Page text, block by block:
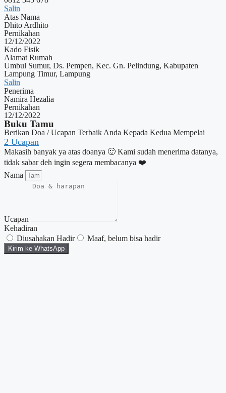
Salin
Atas Nama
Dhito Ardhito
Pernikahan
12/12/2022
Kado Fisik
Alamat Rumah
Umbul Sumur, Ds. Pempen, Kec. Gn. Pelindung, Kabupaten
Lampung Timur, Lampung
Salin
Penerima
Namira Hezalia
Pernikahan
12/12/2022
Buku Tamu
Berikan Doa / Ucapan Terbaik Anda Kepada Kedua Mempelai
2 Ucapan
Makasih banyak ya atas doanya 🙂 Kami sudah menerima datanya,
tidak sabar deh ingin segera membacanya ❤️
Nama
Ucapan
Kehadiran
Diusahakan Hadir
Maaf, belum bisa hadir
Kirim ke WhatsApp